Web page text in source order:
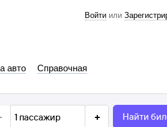
Войти или
авто Справочная
1 пассажир Найти